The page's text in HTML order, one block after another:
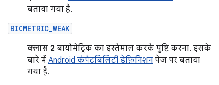
बताया गया है.
BIOMETRIC_WEAK
क्लास 2 बायोमेट्रिक का इस्तेमाल करके पुष्टि करना. इसके
बारे में Android कंपैटबिलिटी डेफ़िनिशन पेज पर बताया
गया है.